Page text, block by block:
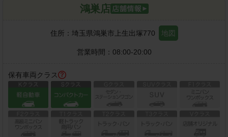
鴻巣店
住所： 埼玉県鴻巣市上生出塚770 地図
営業時間： 08:00-20:00
保有車両クラス